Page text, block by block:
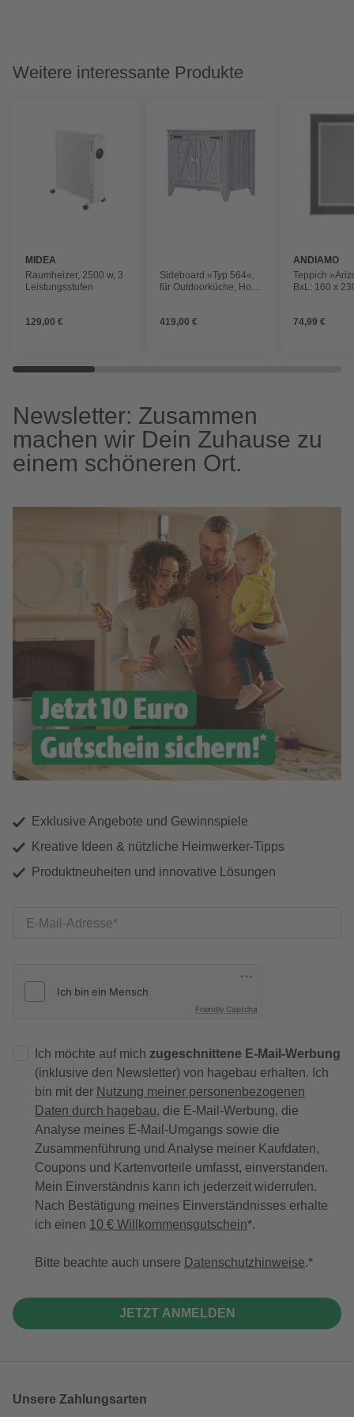
Weitere interessante Produkte
MIDEA
Raumheizer, 2500 w, 3
Leistungsstufen
129,00 €
Sideboard »Typ 564«,
für Outdoorküche, Holz,
419,00 €
ANDIAMO
Teppich
BxL: 160 x
74,99 €
Newsletter: Zusammen
machen wir Dein Zuhause zu
einem schöneren Ort.
Exklusive Angebote und Gewinnspiele
Kreative Ideen & nützliche Heimwerker-Tipps
Produktneuheiten und innovative Lösungen
E-Mail-Adresse
Friendly Captcha
Ich möchte auf mich zugeschnittene E-Mail-Werbung
(inklusive den Newsletter) von hagebau erhalten. Ich
bin mit der Nutzung meiner personenbezogenen
Daten durch hagebau, die E-Mail-Werbung, die
Analyse meines E-Mail-Umgangs sowie die
Zusammenführung und Analyse meiner Kaufdaten,
Coupons und Kartenvorteile umfasst, einverstanden.
Mein Einverständnis kann ich jederzeit widerrufen.
Nach Bestätigung meines Einverständnisses erhalte
ich einen 10 € Willkommensgutschein*.
Bitte beachte auch unsere Datenschutzhinweise.
JETZT ANMELDEN
Unsere Zahlungsarten